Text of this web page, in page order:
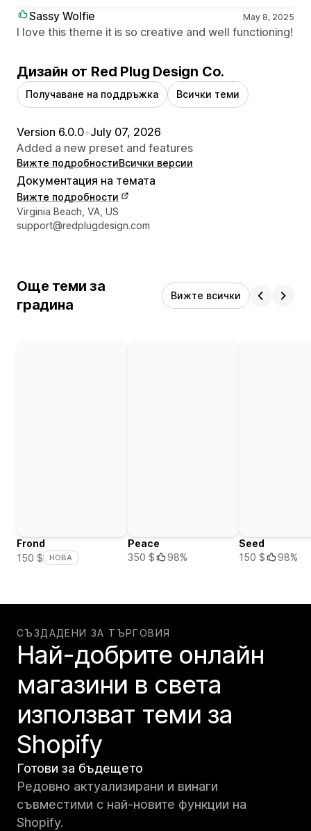
Sassy Wolfie
May 8, 2025
I love this theme it is so creative and well functioning!
Дизайн от Red Plug Design Co.
Получаване на поддръжка Всички теми
Version 6.0.0•July 07, 2026
Added a new preset and features
Вижте подробностиВсички версии
Документация на темата
Вижте подробности
Данни за връзка с дизайнера
Virginia Beach, VA, US
support@redplugdesign.com
Още теми за
градина
Вижте всички
Frond
150 $
НОВА
Peace
350 $
98%
Seed
150 $
98%
СЪЗДАДЕНИ ЗА ТЪРГОВИЯ
Най-добрите онлайн
магазини в света
използват теми за
Shopify
Готови за бъдещето
Редовно актуализирани и винаги
съвместими с най-новите функции на
Shopify.